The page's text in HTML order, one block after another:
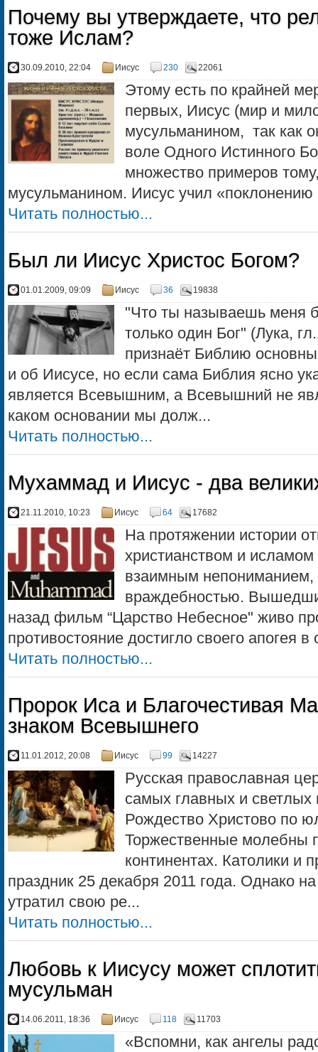
Почему вы утверждаете, что
тоже Ислам?
30.09.2010, 22:04 Иисус 230 22061
Этому есть по крайней
первых, Иисус (мир и
мусульманином, так как
воле Одного Истинного
множество примеров
мусульманином. Иисус учил
Читать полностью...
Был ли Иисус Христос Богом?
01.01.2009, 09:09 Иисус 36 19838
"Что ты называешь меня
только один Бог" (Лука,
признаёт Библию
и об Иисусе, но если сама Библия ясно
является Всевышним, а Всевышний не
каком основании мы долж...
Читать полностью...
Мухаммад и Иисус - два
21.11.2010, 10:23 Иисус 64 17682
Hа протяжении истории
христианством и исламом
взаимным непониманием,
враждебностью.
назад фильм “Царство Небесное" живо
противостояние достигло своего апогея
Читать полностью...
Пророк Иса и Благочестивая
знаком Всевышнего
11.01.2012, 20:08 Иисус 99 14227
Русская православная
самых главных и светлых
Рождество Христово по
Торжественные молебны
континентах. Католики и
праздник 25 декабря 2011 года. Однако
утратил свою ре...
Читать полностью...
Любовь к Иисусу может
мусульман
14.06.2011, 18:36 Иисус 118 11703
«Вспомни, как ангелы